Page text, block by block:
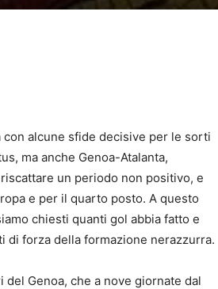
con alcune sfide decisive per le sorti
ma anche Genoa-Atalanta,
un periodo non positivo, e
e per il quarto posto. A questo
chiesti quanti gol abbia fatto e
di forza della formazione nerazzurra.
Genoa, che a nove giornate dal